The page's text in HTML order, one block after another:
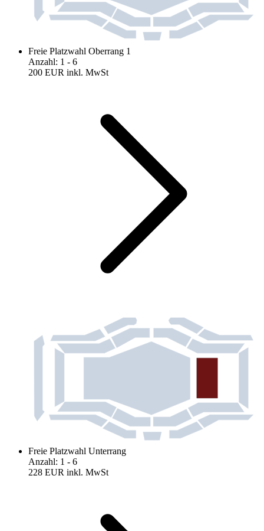
Freie Platzwahl Oberrang 1
Anzahl: 1 - 6
200 EUR inkl. MwSt
Freie Platzwahl Unterrang
Anzahl: 1 - 6
228 EUR inkl. MwSt